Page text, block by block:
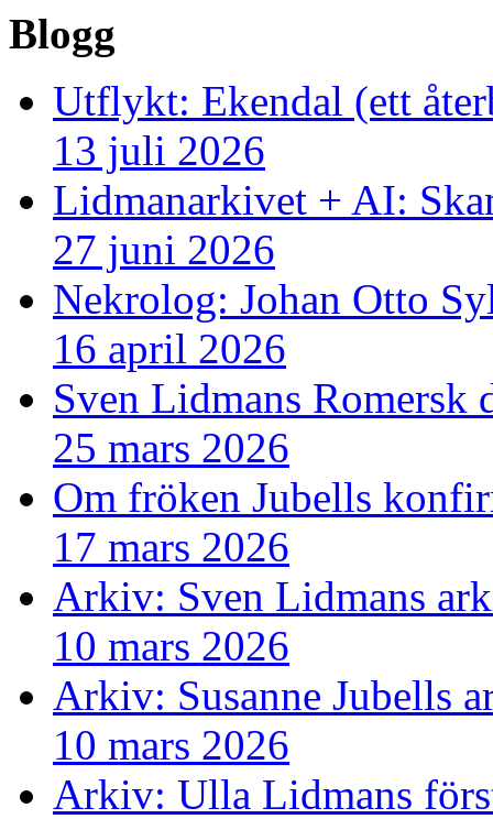
Blogg
Utflykt: Ekendal (ett
13 juli 2026
Lidmanarkivet + AI:
27 juni 2026
Nekrolog: Johan Otto
16 april 2026
Sven Lidmans Romersk
25 mars 2026
Om fröken Jubells
17 mars 2026
Arkiv: Sven Lidmans
10 mars 2026
Arkiv: Susanne Jubells
10 mars 2026
Arkiv: Ulla Lidmans